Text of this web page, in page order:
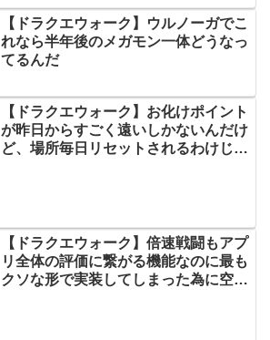
【ドラクエウォーク】ウルノーガでこ
れなら半年後のメガモン一体どうなっ
てるんだ
【ドラクエウォーク】お化けポイント
が昨日からすごく遠いしかないんだけ
ど、場所毎日リセットされるわけじゃ
【ドラクエウォーク】倍速戦闘もアプ
リ全体の評価に繋がる機能なのに最も
クソな形で実装してしまった為に空気